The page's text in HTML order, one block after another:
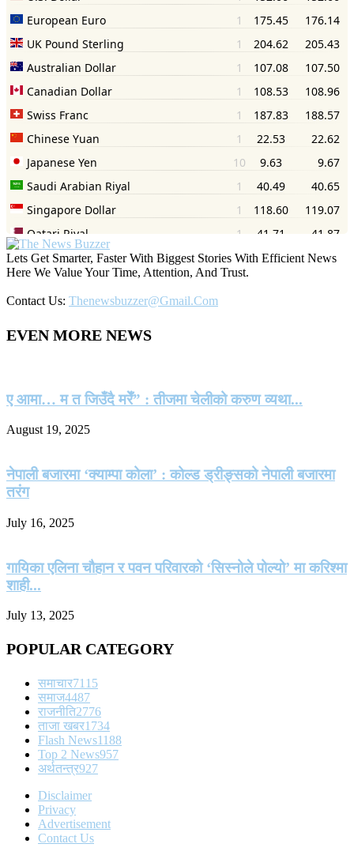
Lets Get Smarter, Faster With Biggest Stories With Efficient News
Here We Value Your Time, Attention, And Trust.
Contact Us: Thenewsbuzzer@gmail.com
EVEN MORE NEWS
ए आमा… म त जिउँदै मरेँ” : तीजमा चेलीको करुण व्यथा...
August 19, 2025
नेपाली बजारमा ‘क्याम्पा कोला’ : कोल्ड ड्रीङ्सको नेपाली बजारमा
तरंग
July 16, 2025
गायिका एलिना चौहान र पवन परिवारको ‘सिस्नोले पोल्यो’ मा करिश्मा
शाही...
July 13, 2025
POPULAR CATEGORY
समाचार7115
समाज4487
राजनीति2776
ताजा खबर1734
Flash News1188
Top 2 News957
अर्थतन्त्र927
Disclaimer
Privacy
Advertisement
Contact Us